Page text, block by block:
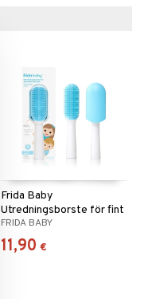
Frida Baby
Utredningsborste för fint
hår
FRIDA BABY
11,90 €